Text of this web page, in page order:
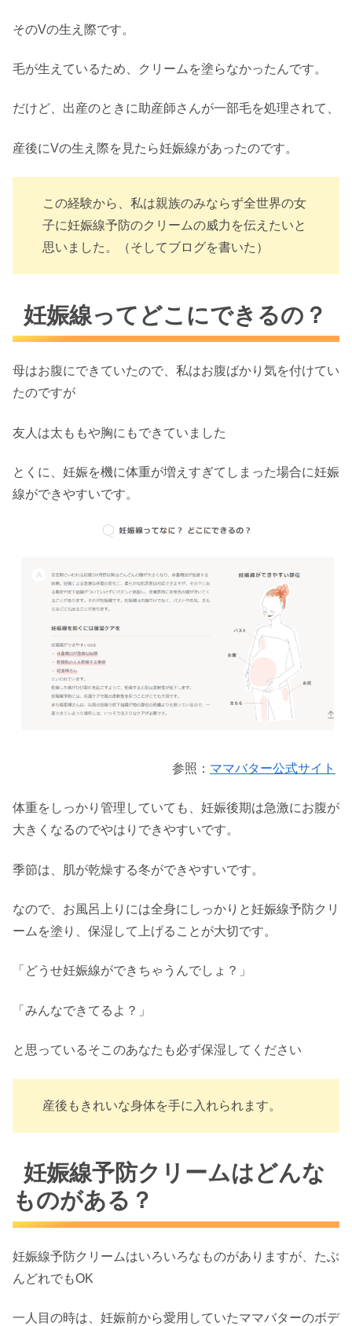
そのVの生え際です。
毛が生えているため、クリームを塗らなかったんです。
だけど、出産のときに助産師さんが一部毛を処理されて、
産後にVの生え際を見たら妊娠線があったのです。
この経験から、私は親族のみならず全世界の女
子に妊娠線予防のクリームの威力を伝えたいと
思いました。（そしてブログを書いた）
妊娠線ってどこにできるの？
母はお腹にできていたので、私はお腹ばかり気を付けてい
たのですが
友人は太ももや胸にもできていました
とくに、妊娠を機に体重が増えすぎてしまった場合に妊娠
線ができやすいです。
参照： ママバター公式サイト
体重をしっかり管理していても、妊娠後期は急激にお腹が
大きくなるのでやはりできやすいです。
季節は、肌が乾燥する冬ができやすいです。
なので、お風呂上りには全身にしっかりと妊娠線予防クリ
ームを塗り、保湿して上げることが大切です。
「どうせ妊娠線ができちゃうんでしょ？」
「みんなできてるよ？」
と思っているそこのあなたも必ず保湿してください
産後もきれいな身体を手に入れられます。
妊娠線予防クリームはどんな
ものがある？
妊娠線予防クリームはいろいろなものがありますが、たぶ
んどれでもOK
一人目の時は、妊娠前から愛用していたママバターのボデ